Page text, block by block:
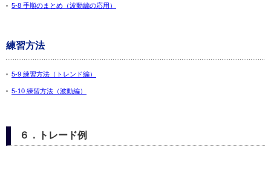
5-8 手順のまとめ（波動編の応用）
練習方法
5-9 練習方法（トレンド編）
5-10 練習方法（波動編）
６．トレード例